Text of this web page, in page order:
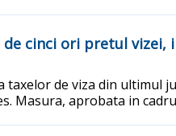
cinci ori pretul vizei,
taxelor de viza din
Masura, aprobata in